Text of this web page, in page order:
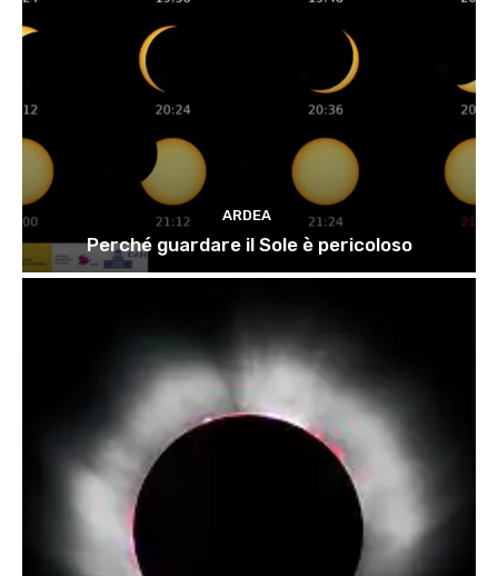
ARDEA
Perché guardare il Sole è pericoloso